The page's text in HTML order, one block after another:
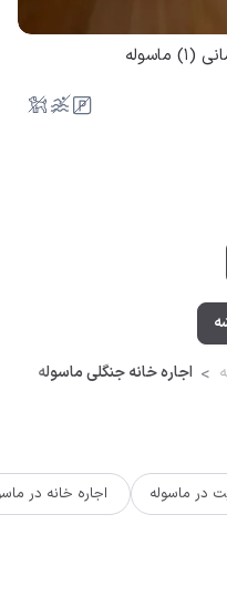
اجاره خانه جنگلی ماسوله
در ماسوله اجاره خانه در